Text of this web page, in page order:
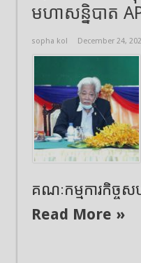
មហាសន្និបាត
sopha kol December 24,
គណៈកម្មការកិច្ច
Read More »